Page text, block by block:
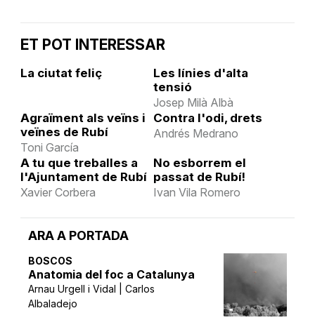
ARA A PORTADA
BOSCOS
Anatomia del foc a Catalunya
Arnau Urgell i Vidal | Carlos
Albaladejo
ET POT INTERESSAR
La ciutat feliç
Les línies d'alta
tensió
Josep Milà Albà
Agraïment als veïns i
veïnes de Rubí
Toni García
Contra l'odi, drets
Andrés Medrano
A tu que treballes a
l'Ajuntament de Rubí
Xavier Corbera
No esborrem el
passat de Rubí!
Ivan Vila Romero